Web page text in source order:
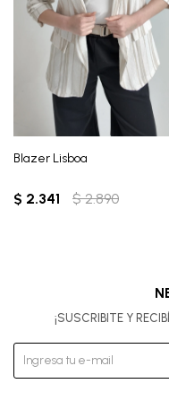
Blazer Lisboa
$ 2.341 $ 2.890
¡SUSCRIBITE Y